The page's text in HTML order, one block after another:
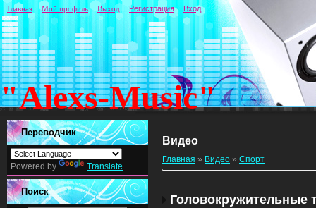
"Alexs-Music"
Главная Мой профиль Выход Регистрация Вход
Переводчик
Powered by Translate
Поиск
Видео
Главная » Видео » Спорт
Головокружительные